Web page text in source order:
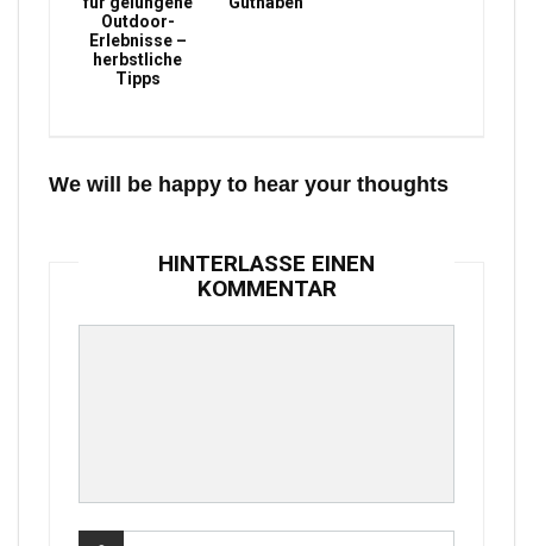
Outdoor-
Erlebnisse –
herbstliche
Tipps
We will be happy to hear your thoughts
HINTERLASSE EINEN
KOMMENTAR